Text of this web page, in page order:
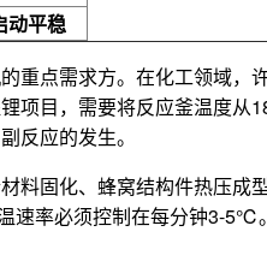
动平稳
重点需求方。在化工领域
项目，需要将反应釜温度
反应的发生。
料固化、蜂窝结构件热压
率必须控制在每分钟3-5℃